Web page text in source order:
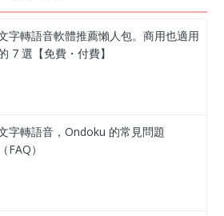
字轉語音軟體推薦懶人包。商用也適用
7 選【免費・付費】
字轉語音，Ondoku 的常見問題
（FAQ）